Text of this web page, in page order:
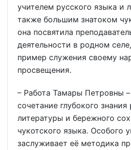
учителем русского языка и
также большим знатоком
она посвятила
деятельности в родном
пример служения своему
просвещения.
– Работа Тамары Петровны
сочетание глубокого знания
литературы и бережного
чукотского языка. Особого
заслуживает её методика